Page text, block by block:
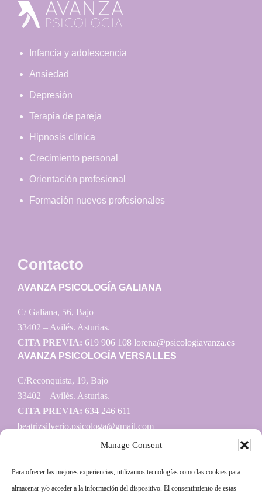
Manage Consent
Para ofrecer las mejores experiencias, utilizamos tecnologías como las cookies para
almacenar y/o acceder a la información del dispositivo. El consentimiento de estas
Footer
Infancia y adolescencia
Ansiedad
Depresión
Terapia de pareja
Hipnosis clínica
Crecimiento personal
Orientación profesional
Formación nuevos profesionales
Contacto
AVANZA PSICOLOGÍA GALIANA
C/ Galiana, 56, Bajo
33402 – Avilés. Asturias.
CITA PREVIA: 619 906 108 lorena@psicologiavanza.es
AVANZA PSICOLOGÍA VERSALLES
C/Reconquista, 19, Bajo
33402 – Avilés. Asturias.
CITA PREVIA: 634 246 611
beatrizsilverio.psicologa@gmail.com